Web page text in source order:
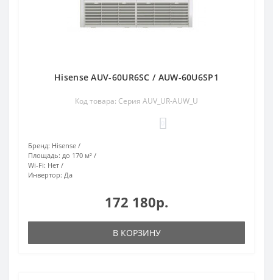
Hisense AUV-60UR6SC / AUW-60U6SP1
Код товара: Серия AUV_UR-AUW_U
Бренд: Hisense
Площадь: до 170 м²
Wi-Fi: Нет
Инвертор: Да
172 180р.
В КОРЗИНУ